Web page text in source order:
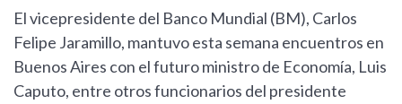
El vicepresidente del Banco Mundial (BM), Carlos
Felipe Jaramillo, mantuvo esta semana encuentros en
Buenos Aires con el futuro ministro de Economía, Luis
Caputo, entre otros funcionarios del presidente